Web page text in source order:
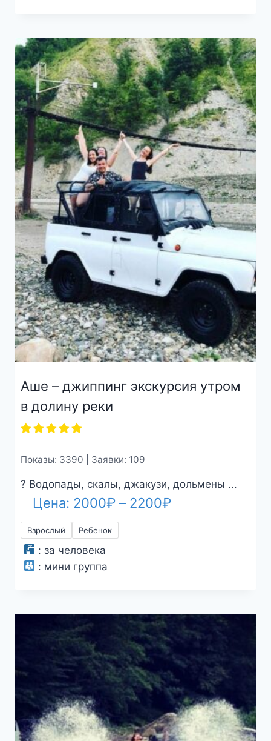
Аше – джиппинг экскурсия утром
в долину реки
Показы: 3390 | Заявки: 109
? Водопады, скалы, джакузи, дольмены ...
Цена: 2000₽ – 2200₽Диапазон
Взрослый Ребенок
: за человека
: мини группа